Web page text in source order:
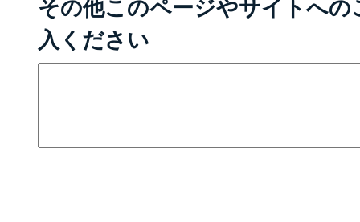
その他このページやサイトへ
入ください